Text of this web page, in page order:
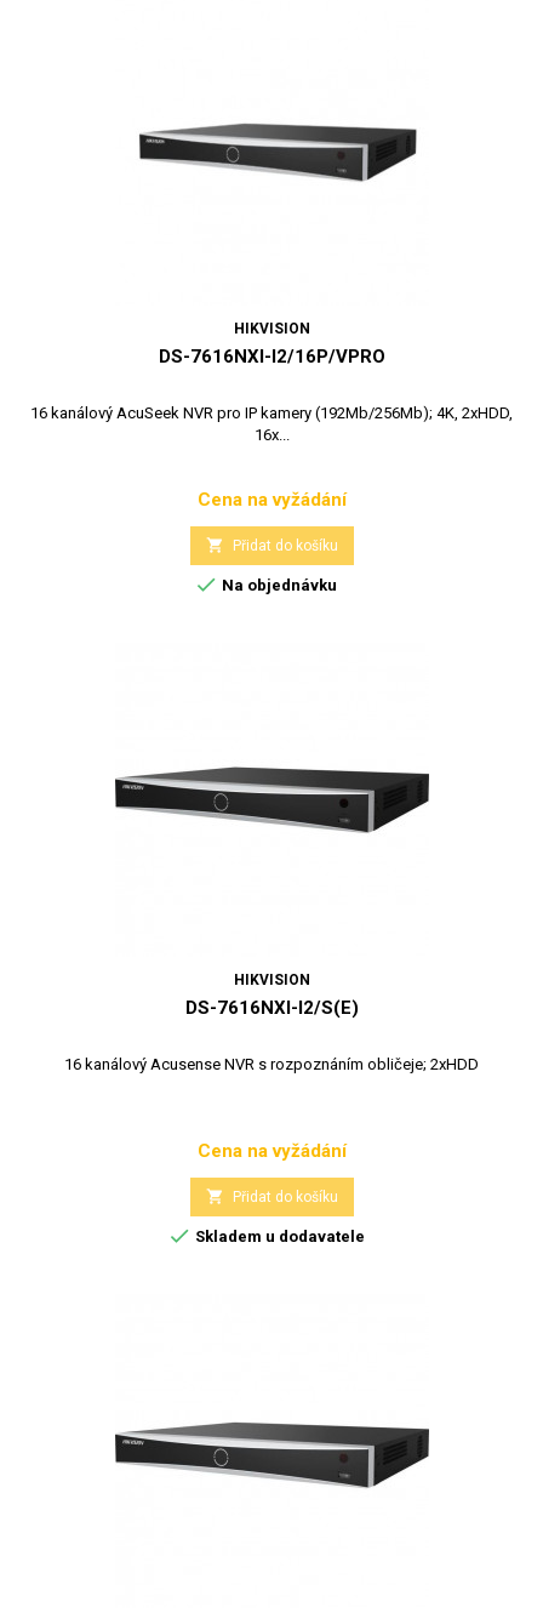
HIKVISION
DS-7616NXI-I2/16P/VPRO
16 kanálový AcuSeek NVR pro IP kamery (192Mb/256Mb); 4K, 2xHDD,
16x...
Cena
Cena na vyžádání
 Přidat do košíku
 Na objednávku
HIKVISION
DS-7616NXI-I2/S(E)
16 kanálový Acusense NVR s rozpoznáním obličeje; 2xHDD
Cena
Cena na vyžádání
 Přidat do košíku
 Skladem u dodavatele